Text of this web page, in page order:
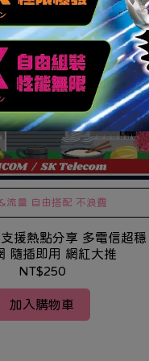
流量 自由搭配 不浪費
援熱點分享 多電信超
隨插即用 網紅大推
NT$250
加入購物車